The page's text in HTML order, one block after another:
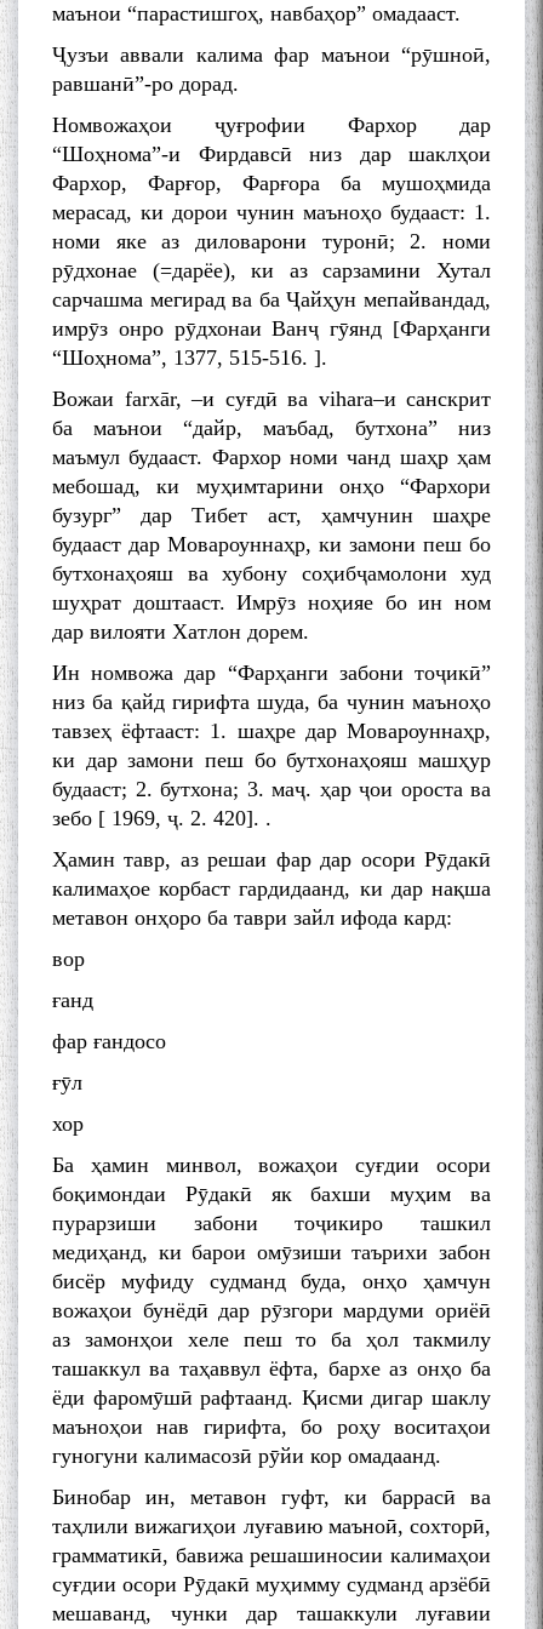
маънои “парастишгоҳ, навбаҳор” омадааст.
Ҷузъи аввали калима фар маънои “рӯшноӣ,
равшанӣ”-ро дорад.
Номвожаҳои ҷуғрофии Фархор дар
“Шоҳнома”-и Фирдавсӣ низ дар шаклҳои
Фархор, Фарғор, Фарғора ба мушоҳмида
мерасад, ки дорои чунин маъноҳо будааст: 1.
номи яке аз диловарони туронӣ; 2. номи
рӯдхонае (=дарёе), ки аз сарзамини Хутал
сарчашма мегирад ва ба Ҷайҳун мепайвандад,
имрӯз онро рӯдхонаи Ванҷ гӯянд [Фарҳанги
“Шоҳнома”, 1377, 515-516. ].
Вожаи farxār, –и суғдӣ ва vihara–и санскрит
ба маънои “дайр, маъбад, бутхона” низ
маъмул будааст. Фархор номи чанд шаҳр ҳам
мебошад, ки муҳимтарини онҳо “Фархори
бузург” дар Тибет аст, ҳамчунин шаҳре
будааст дар Мовароуннаҳр, ки замони пеш бо
бутхонаҳояш ва хубону соҳибҷамолони худ
шуҳрат доштааст. Имрӯз ноҳияе бо ин ном
дар вилояти Хатлон дорем.
Ин номвожа дар “Фарҳанги забони тоҷикӣ”
низ ба қайд гирифта шуда, ба чунин маъноҳо
тавзеҳ ёфтааст: 1. шаҳре дар Мовароуннаҳр,
ки дар замони пеш бо бутхонаҳояш машҳур
будааст; 2. бутхона; 3. маҷ. ҳар ҷои ороста ва
зебо [ 1969, ҷ. 2. 420]. .
Ҳамин тавр, аз решаи фар дар осори Рӯдакӣ
калимаҳое корбаст гардидаанд, ки дар нақша
метавон онҳоро ба таври зайл ифода кард:
вор
ғанд
фар ғандосо
ғӯл
хор
Ба ҳамин минвол, вожаҳои суғдии осори
боқимондаи Рӯдакӣ як бахши муҳим ва
пурарзиши забони тоҷикиро ташкил
медиҳанд, ки барои омӯзиши таърихи забон
бисёр муфиду судманд буда, онҳо ҳамчун
вожаҳои бунёдӣ дар рӯзгори мардуми ориёӣ
аз замонҳои хеле пеш то ба ҳол такмилу
ташаккул ва таҳаввул ёфта, бархе аз онҳо ба
ёди фаромӯшӣ рафтаанд. Қисми дигар шаклу
маъноҳои нав гирифта, бо роҳу воситаҳои
гуногуни калимасозӣ рӯйи кор омадаанд.
Бинобар ин, метавон гуфт, ки баррасӣ ва
таҳлили вижагиҳои луғавию маъноӣ, сохторӣ,
грамматикӣ, бавижа решашиносии калимаҳои
суғдии осори Рӯдакӣ муҳимму судманд арзёбӣ
мешаванд, чунки дар ташаккули луғавии
Дар Академияи миллии
илмҳои Тоҷикистон бахшида
ба 100-солагии мунаққиду
адабиётшинос Соҳиб
Табаров ҳамоиши илмӣ-
назариявӣ баргузор гардид.
МАВЛОНО ҶАЛОЛИДДИНИ
БАЛХӢ БУЗУРГТАРИН
МУТАФАККИР ВА ОРИФИ
ЗАБОНУ АДАБИ ТОҶИК